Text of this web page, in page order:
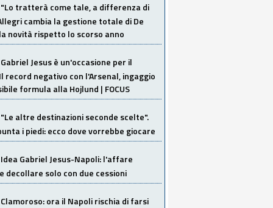
"Lo tratterà come tale, a differenza di
cambia la gestione totale di De
novità rispetto lo scorso anno
Gabriel Jesus è un'occasione per il
record negativo con l'Arsenal, ingaggio
formula alla Hojlund | FOCUS
"Le altre destinazioni seconde scelte".
i piedi: ecco dove vorrebbe giocare
Idea Gabriel Jesus-Napoli: l'affare
decollare solo con due cessioni
Clamoroso: ora il Napoli rischia di farsi